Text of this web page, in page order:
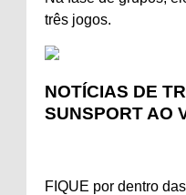
três jogos.
NOTÍCIAS DE
SUNSPORT AO
FIQUE por dentro